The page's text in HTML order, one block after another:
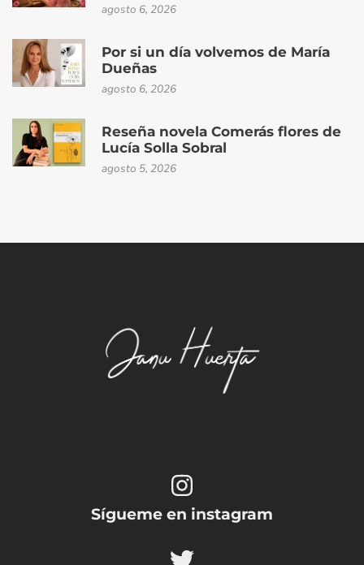
agosto 6, 2026
Por si un día volvemos de María
Dueñas
agosto 6, 2026
Reseña novela Comerás flores de
Lucía Solla Sobral
agosto 5, 2026
Sígueme en instagram